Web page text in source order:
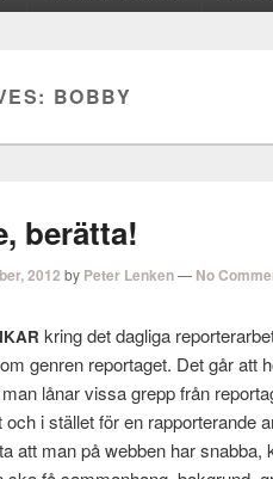
BOBBY
berätta!
2012 by Peter Lenken— No
kring det dagliga
gen­ren reportaget. Det går att
lånar vissa grepp från
och i stäl­let för en rap­porterande
att man på webben har snabba,